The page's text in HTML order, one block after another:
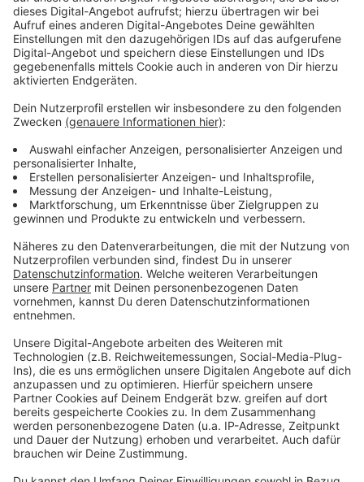
Anzeige
Zeugen sahen Laster in Hassels Bauschutt
abladen
Anzeige
Auf der Potsdamer Straße hatte ein Mann aus seinem
Laster Säcke mit Bauschutt abgeladen. Dabei war er
allerdings beobachtet worden. Die Müll-Detektive
haben zuletzt jährlich rund 2.000 Fälle ermittelt. Wir
können sie unterstützen und Dreckecken über die App
"Düsseldorf bleibt sauber"melden.
Anzeige
Weitere Infos und Links zum Thema:
Anzeige
INFO - Dreckecken kann man alternativ auch per Mail
melden: stadtsauberkeit@duesseldorf.de